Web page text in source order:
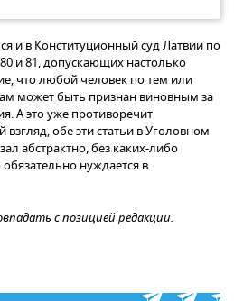
и в Конституционный суд Латвии по
и 81, допускающих настолько
что любой человек по тем или
может быть признан виновным за
А это уже противоречит
обе эти статьи в Уголовном
абстрактно, без каких-либо
нуждается в
с позицией редакции.